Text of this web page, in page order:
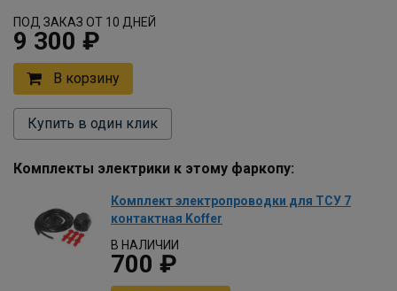
ПОД ЗАКАЗ ОТ 10 ДНЕЙ
9 300 ₽
В корзину
Купить в один клик
Комплекты электрики к этому фаркопу:
Комплект электропроводки для ТСУ 7
контактная Koffer
В НАЛИЧИИ
700 ₽